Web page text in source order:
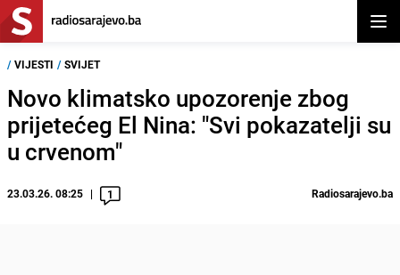
/ VIJESTI / SVIJET
Novo klimatsko upozorenje zbog
prijetećeg El Nina: "Svi pokazatelji su
u crvenom"
23.03.26. 08:25 1 Radiosarajevo.ba